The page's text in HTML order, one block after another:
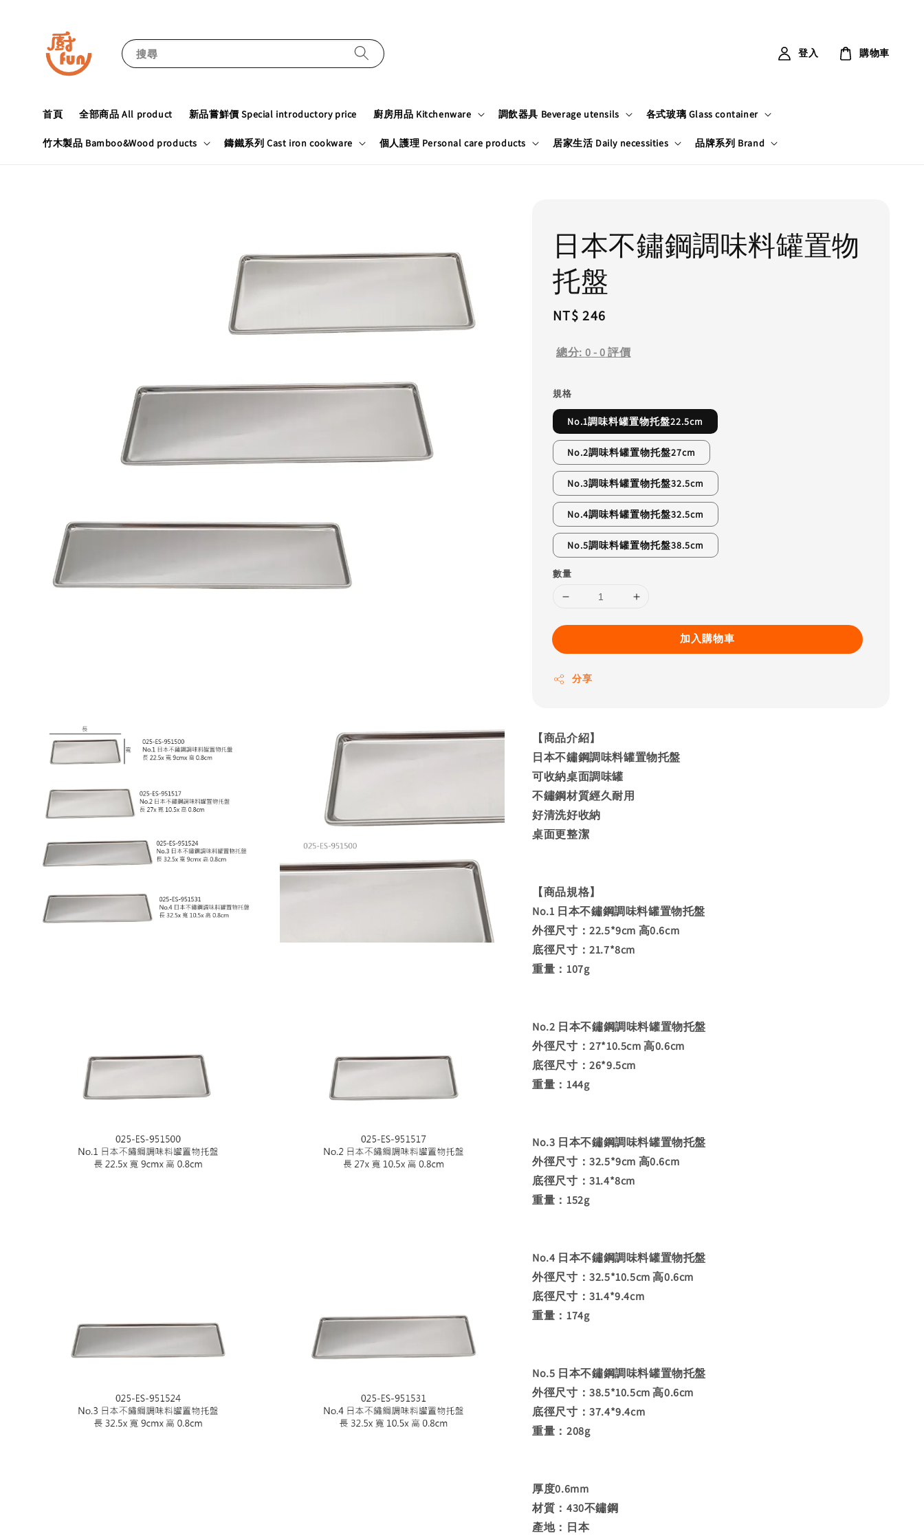
搜尋
首頁 全部商品 All product 新品嘗鮮價 Special introductory price 廚房用品 Kitchenware 調飲器具 Beverage utensils 各式玻璃 Glass container
竹木製品 Bamboo&Wood products 鑄鐵系列 Cast iron cookware 個人護理 Personal care products 居家生活 Daily necessities 品牌系列 Brand
登入 購物車
日本不鏽鋼調味料罐置物
托盤
Regular
NT$ 246
總分: 0-0評價
規格
No.1調味料罐置物托盤22.5cm
No.2調味料罐置物托盤27cm
No.3調味料罐置物托盤32.5cm
No.4調味料罐置物托盤32.5cm
No.5調味料罐置物托盤38.5cm
數量
加入購物車
分享
【商品介紹】
日本不鏽鋼調味料罐置物托盤
可收納桌面調味罐
不鏽鋼材質經久耐用
好清洗好收納
桌面更整潔
【商品規格】
No.1 日本不鏽鋼調味料罐置物托盤
外徑尺寸：22.5*9cm 高0.6cm
底徑尺寸：21.7*8cm
重量：107g
No.2 日本不鏽鋼調味料罐置物托盤
外徑尺寸：27*10.5cm 高0.6cm
底徑尺寸：26*9.5cm
重量：144g
No.3 日本不鏽鋼調味料罐置物托盤
外徑尺寸：32.5*9cm 高0.6cm
底徑尺寸：31.4*8cm
重量：152g
No.4 日本不鏽鋼調味料罐置物托盤
外徑尺寸：32.5*10.5cm 高0.6cm
底徑尺寸：31.4*9.4cm
重量：174g
No.5 日本不鏽鋼調味料罐置物托盤
外徑尺寸：38.5*10.5cm 高0.6cm
底徑尺寸：37.4*9.4cm
重量：208g
厚度0.6mm
材質：430不鏽鋼
產地：日本